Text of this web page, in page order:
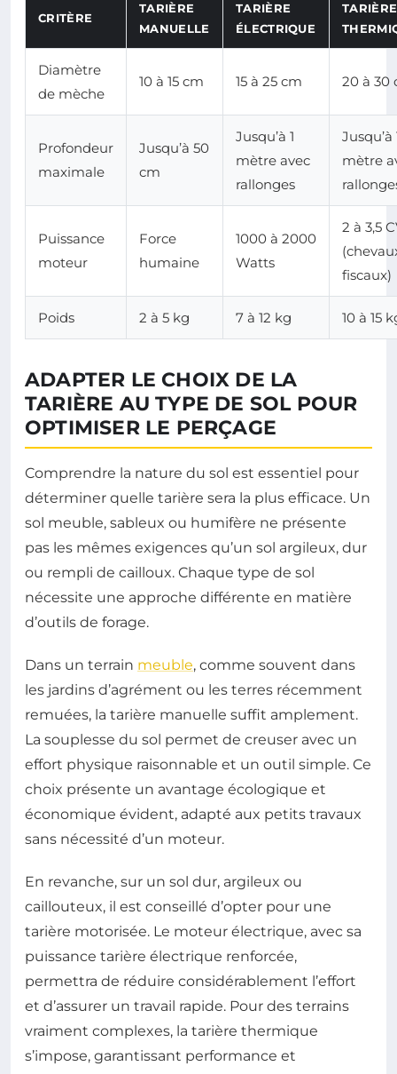
CRITÈRE
TARIÈRE
MANUELLE
TARIÈRE
ÉLECTRIQUE
TARIÈRE
Diamètre
de mèche
10 à 15 cm 15 à 25 cm 20 à 30
Profondeur
maximale
Jusqu’à 50
cm
Jusqu’à 1
mètre avec
rallonges
Jusqu’à
mètre
Puissance
moteur
Force
humaine
1000 à 2000
Watts
2 à 3,5
fiscaux)
Poids 2 à 5 kg 7 à 12 kg 10 à 15
ADAPTER LE CHOIX DE LA
TARIÈRE AU TYPE DE SOL POUR
OPTIMISER LE PERÇAGE
Comprendre la nature du sol est essentiel pour
déterminer quelle tarière sera la plus efficace. Un
sol meuble, sableux ou humifère ne présente
pas les mêmes exigences qu’un sol argileux, dur
ou rempli de cailloux. Chaque type de sol
nécessite une approche différente en matière
d’outils de forage.
Dans un terrain meuble, comme souvent dans
les jardins d’agrément ou les terres récemment
remuées, la tarière manuelle suffit amplement.
La souplesse du sol permet de creuser avec un
effort physique raisonnable et un outil simple. Ce
choix présente un avantage écologique et
économique évident, adapté aux petits travaux
sans nécessité d’un moteur.
En revanche, sur un sol dur, argileux ou
caillouteux, il est conseillé d’opter pour une
tarière motorisée. Le moteur électrique, avec sa
puissance tarière électrique renforcée,
permettra de réduire considérablement l’effort
et d’assurer un travail rapide. Pour des terrains
vraiment complexes, la tarière thermique
s’impose, garantissant performance et